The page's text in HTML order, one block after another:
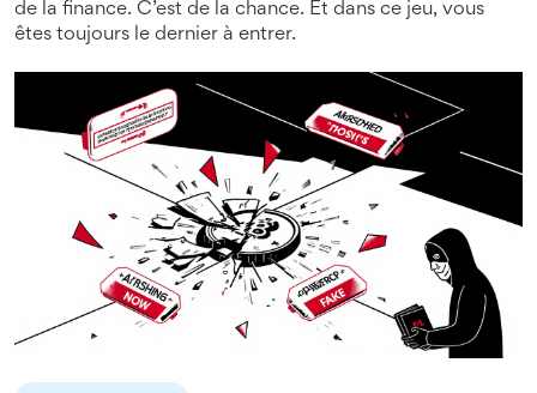
de la finance. C’est de la chance. Et dans ce jeu, vous
êtes toujours le dernier à entrer.